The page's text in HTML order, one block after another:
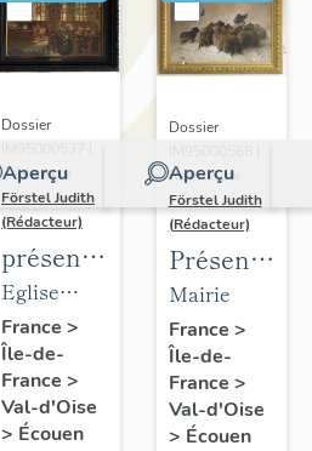
Aperçu
Dossier
Réalisé par
Förstel Judith
(Rédacteur)
présentation
du
mobilier
de
l'église
d'Ecouen
Eglise
Saint-
Acceul
France >
Île-de-
France >
Val-d'Oise
> Écouen
Aperçu
Dossier
Réalisé par
Förstel Judith
(Rédacteur)
du
mobilier
de la
mairie
d'Ecouen
Mairie
France >
Île-de-
France >
Val-d'Oise
> Écouen